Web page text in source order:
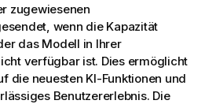
zugewiesenen
wenn die Kapazität
das Modell in Ihrer
verfügbar ist. Dies ermöglicht
die neuesten KI-Funktionen und
Benutzererlebnis. Die